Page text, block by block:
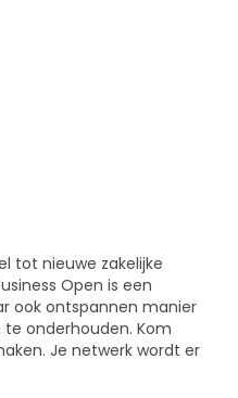
tot nieuwe zakelijke
Open is een
ook ontspannen manier
onderhouden. Kom
Je netwerk wordt er